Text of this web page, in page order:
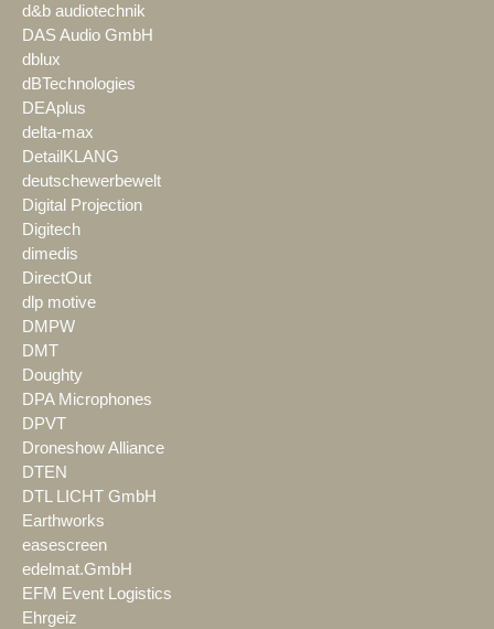
d&b audiotechnik
DAS Audio GmbH
dblux
dBTechnologies
DEAplus
delta-max
DetailKLANG
deutschewerbewelt
Digital Projection
Digitech
dimedis
DirectOut
dlp motive
DMPW
DMT
Doughty
DPA Microphones
DPVT
Droneshow Alliance
DTEN
DTL LICHT GmbH
Earthworks
easescreen
edelmat.GmbH
EFM Event Logistics
Ehrgeiz